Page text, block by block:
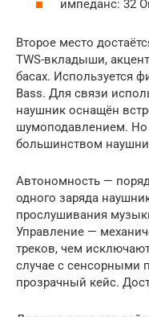
импеданс: 32
Второе место
TWS-вкладыши,
басах. Используется
Bass. Для связи
наушник оснащён
шумоподавлением. Но
большинством
Автономность —
одного заряда
прослушивания
Управление —
треков, чем
случае с сенсорными
прозрачный кейс.